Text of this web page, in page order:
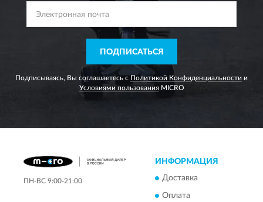
ПОДПИСАТЬСЯ
Подписываясь, Вы соглашаетесь с Политикой Конфиденциальности и
Условиями пользованияMICRO
ПН-ВС 9:00-21:00
ИНФОРМАЦИЯ
Доставка
Оплата